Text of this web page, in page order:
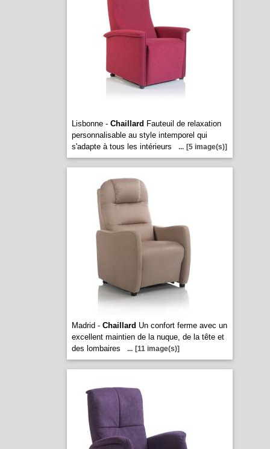
Lisbonne - Chaillard Fauteuil de relaxation
personnalisable au style intemporel qui
s'adapte à tous les intérieurs
... [5 image(s)]
Madrid - Chaillard Un confort ferme avec un
excellent maintien de la nuque, de la tête et
des lombaires
... [11 image(s)]